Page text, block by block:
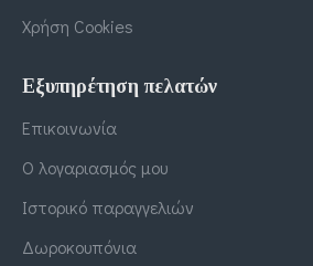
Χρήση Cookies
Εξυπηρέτηση πελατών
Επικοινωνία
Ο λογαριασμός μου
Ιστορικό παραγγελιών
Δωροκουπόνια